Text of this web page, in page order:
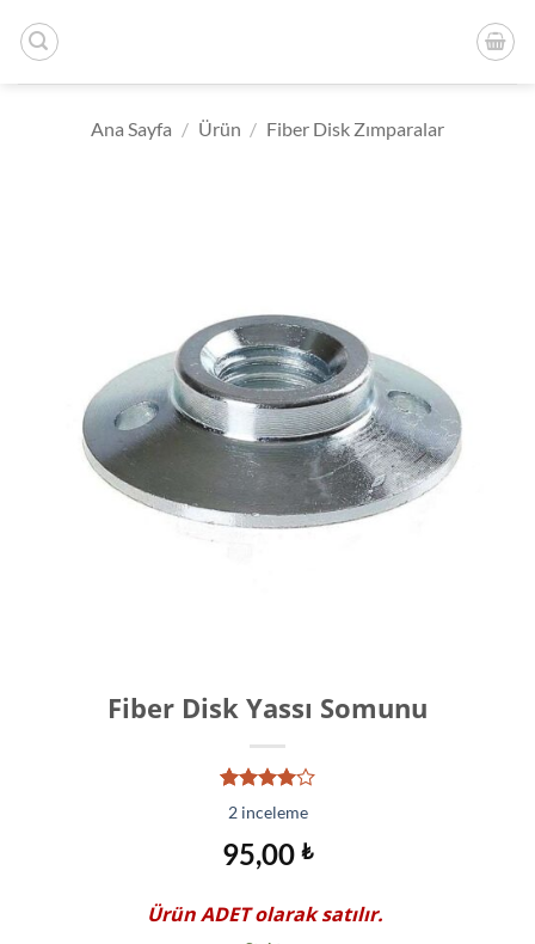
atla
Ana Sayfa / Ürün / Fiber Disk Zımparalar
Fiber Disk Yassı Somunu
müşteri
puanına
dayanarak
5
puan aldı
2inceleme
95,00 ₺
ÜrünADETolarak satılır.